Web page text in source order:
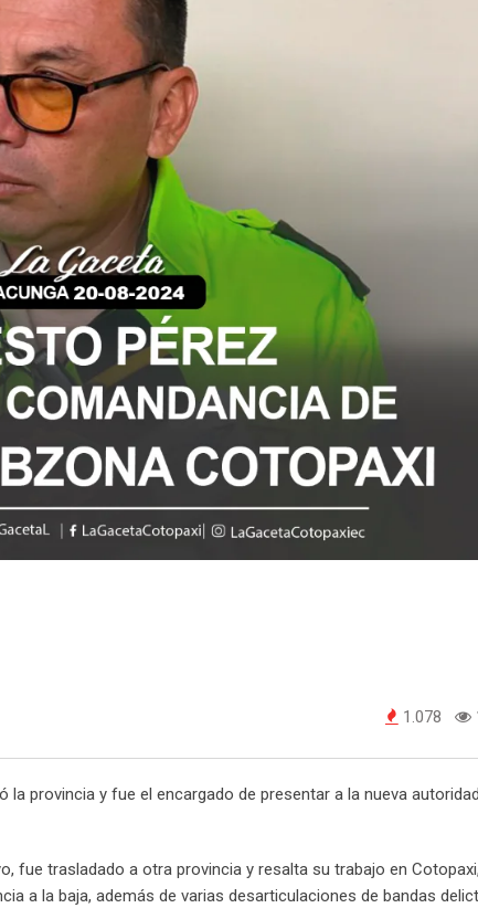
1.078
la provincia y fue el encargado de presentar a la nueva
fue trasladado a otra provincia y resalta su trabajo en
a la baja, además de varias desarticulaciones de bandas